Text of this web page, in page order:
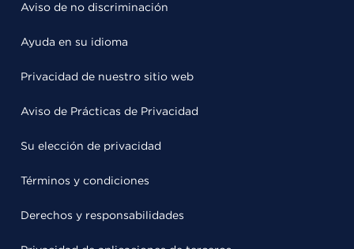
Aviso de no discriminación
Ayuda en su idioma
Privacidad de nuestro sitio web
Aviso de Prácticas de Privacidad
Su elección de privacidad
Términos y condiciones
Derechos y responsabilidades